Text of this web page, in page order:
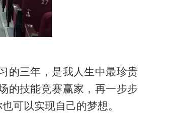
的三年，是我人生中最珍贵
的技能竞赛赢家，再一步步
可以实现自己的梦想。